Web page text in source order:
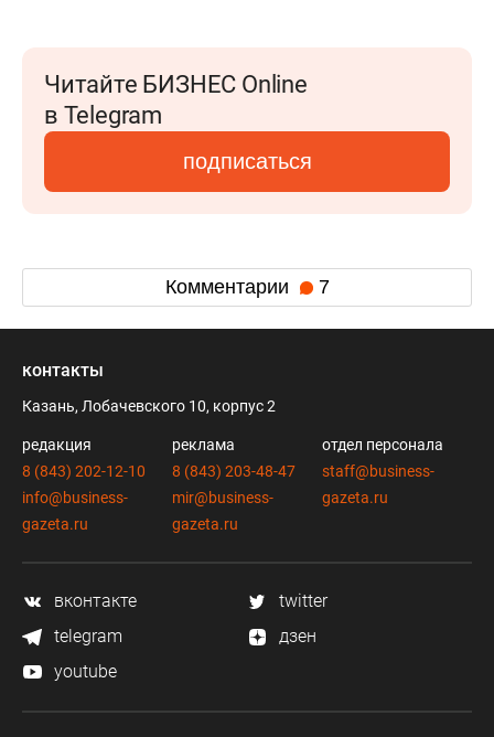
Читайте БИЗНЕС Online
в Telegram
подписаться
Комментарии 7
контакты
Казань, Лобачевского 10, корпус 2
редакция
8 (843) 202-12-10
info@business-
gazeta.ru
реклама
8 (843) 203-48-47
mir@business-
gazeta.ru
отдел персонала
staff@business-
gazeta.ru
вконтакте
twitter
telegram
дзен
youtube